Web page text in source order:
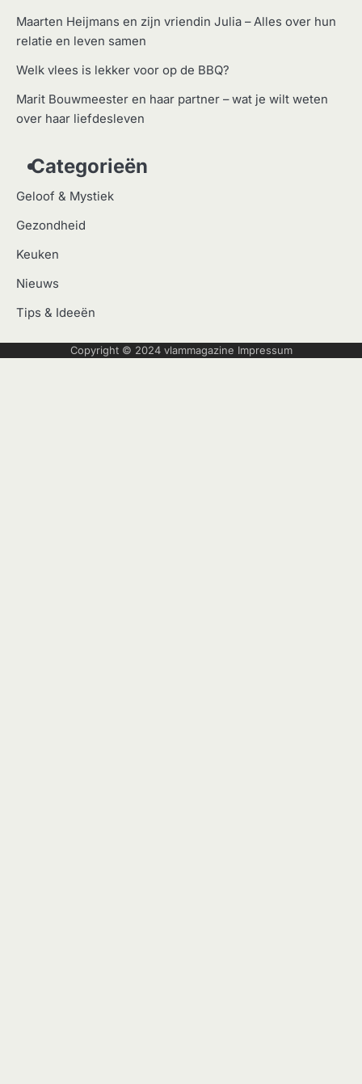
Maarten Heijmans en zijn vriendin Julia – Alles over hun
relatie en leven samen
Welk vlees is lekker voor op de BBQ?
Marit Bouwmeester en haar partner – wat je wilt weten
over haar liefdesleven
Categorieën
Geloof & Mystiek
Gezondheid
Keuken
Nieuws
Tips & Ideeën
Copyright © 2024 vlammagazine Impressum